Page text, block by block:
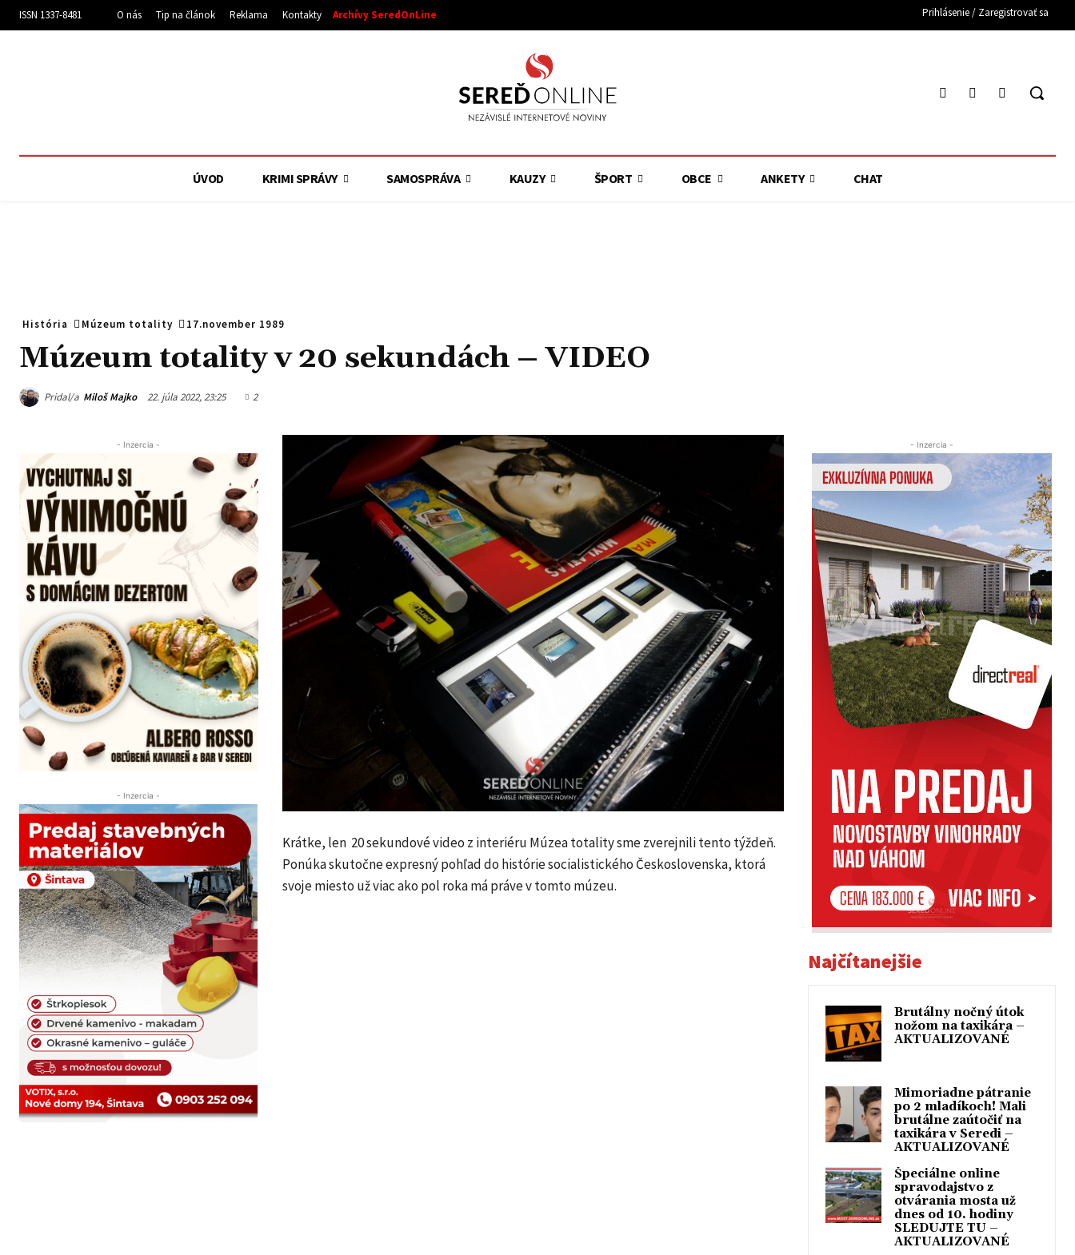
ISSN 1337-8481 O nás Tip na článok Reklama Kontakty Archívy SeredOnLine Prihlásenie / Zaregistrovať sa
ÚVOD KRIMI SPRÁVY SAMOSPRÁVA KAUZY ŠPORT OBCE ANKETY CHAT
História Múzeum totality 17.november 1989
Múzeum totality v 20 sekundách – VIDEO
Pridal/a Miloš Majko 22. júla 2022, 23:25 2
- Inzercia -
- Inzercia -
Krátke, len 20 sekundové video z interiéru Múzea totality sme zverejnili tento týždeň.
Ponúka skutočne expresný pohľad do histórie socialistického Československa, ktorá
svoje miesto už viac ako pol roka má práve v tomto múzeu.
- Inzercia -
Najčítanejšie
Brutálny nočný útok
nožom na taxikára –
AKTUALIZOVANÉ
Mimoriadne pátranie
po 2 mladíkoch! Mali
brutálne zaútočiť na
taxikára v Seredi –
AKTUALIZOVANÉ
Špeciálne online
spravodajstvo z
otvárania mosta už
dnes od 10. hodiny
SLEDUJTE TU –
AKTUALIZOVANÉ